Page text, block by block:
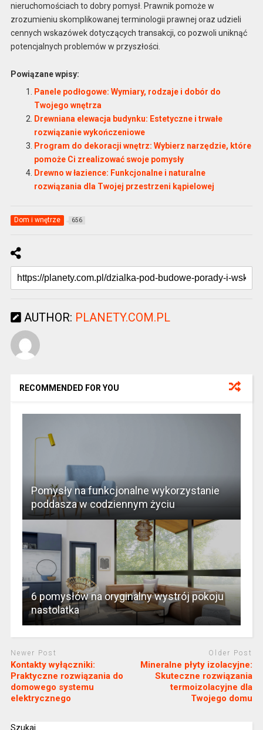
nieruchomościach to dobry pomysł. Prawnik pomoże w
zrozumieniu skomplikowanej terminologii prawnej oraz udzieli
cennych wskazówek dotyczących transakcji, co pozwoli uniknąć
potencjalnych problemów w przyszłości.
Powiązane wpisy:
Panele podłogowe: Wymiary, rodzaje i dobór do
Twojego wnętrza
Drewniana elewacja budynku: Estetyczne i trwałe
rozwiązanie wykończeniowe
Program do dekoracji wnętrz: Wybierz narzędzie, które
pomoże Ci zrealizować swoje pomysły
Drewno w łazience: Funkcjonalne i naturalne
rozwiązania dla Twojej przestrzeni kąpielowej
Dom i wnętrze 656
AUTHOR: PLANETY.COM.PL
RECOMMENDED FOR YOU
Pomysły na funkcjonalne wykorzystanie
poddasza w codziennym życiu
6 pomysłów na oryginalny wystrój pokoju
nastolatka
Newer Post
Kontakty wyłączniki:
Praktyczne rozwiązania do
domowego systemu
elektrycznego
Older Post
Mineralne płyty izolacyjne:
Skuteczne rozwiązania
termoizolacyjne dla
Twojego domu
Szukaj